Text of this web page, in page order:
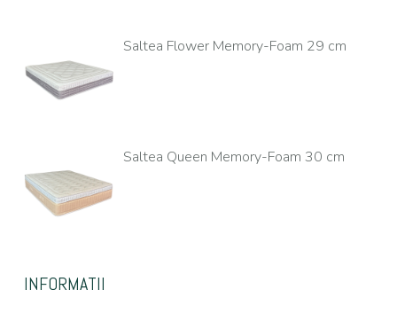
Saltea Flower Memory-Foam 29 cm
Saltea Queen Memory-Foam 30 cm
INFORMATII